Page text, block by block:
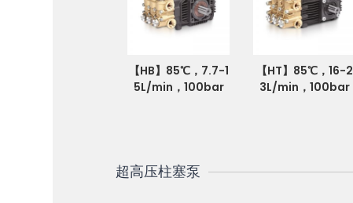
【HB】85℃，7.7-1
5L/min，100bar
【HT】85℃，16-2
3L/min，100bar
超高压柱塞泵